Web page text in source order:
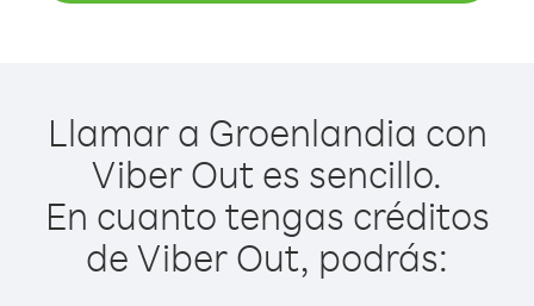
Llamar a Groenlandia con
Viber Out es sencillo.
En cuanto tengas créditos
de Viber Out, podrás: